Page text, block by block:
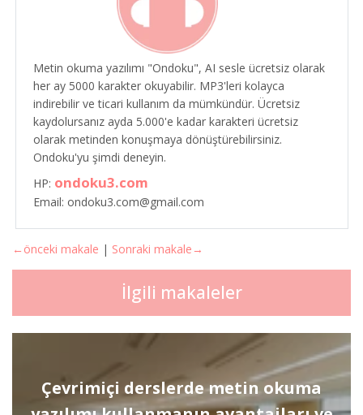
Metin okuma yazılımı "Ondoku", AI sesle ücretsiz olarak
her ay 5000 karakter okuyabilir. MP3'leri kolayca
indirebilir ve ticari kullanım da mümkündür. Ücretsiz
kaydolursanız ayda 5.000'e kadar karakteri ücretsiz
olarak metinden konuşmaya dönüştürebilirsiniz.
Ondoku'yu şimdi deneyin.
HP: ondoku3.com
Email: ondoku3.com@gmail.com
←önceki makale | Sonraki makale→
İlgili makaleler
Çevrimiçi derslerde metin okuma